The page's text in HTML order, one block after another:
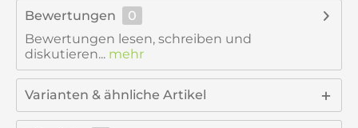
Bewertungen
0
Bewertungen lesen, schreiben und
diskutieren... mehr
Varianten & ähnliche Artikel